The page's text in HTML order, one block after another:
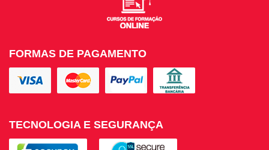
FORMAS DE PAGAMENTO
TECNOLOGIA E SEGURANÇA